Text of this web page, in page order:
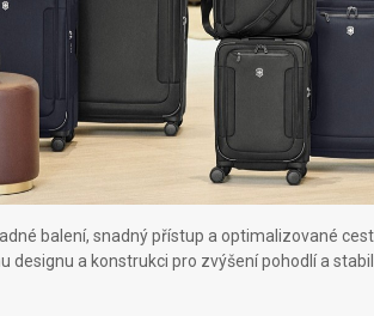
balení, snadný přístup a optimalizované
a konstrukci pro zvýšení pohodlí a